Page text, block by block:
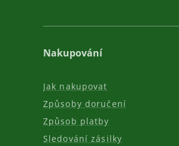
Nakupování
Jak nakupovat
Způsoby doručení
Způsob platby
Sledování zásilky